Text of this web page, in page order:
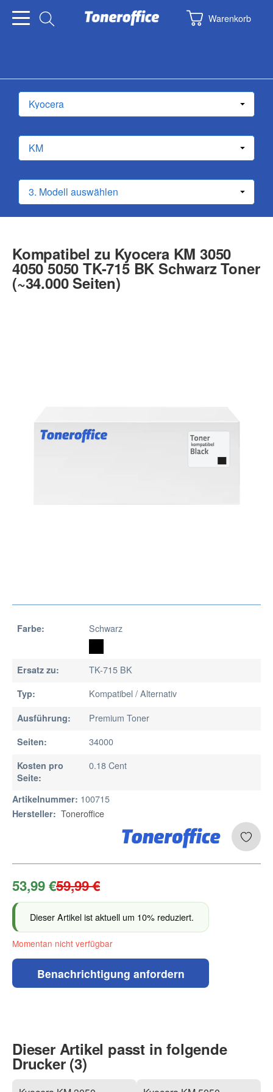
Warenkorb
Kompatibel zu Kyocera KM 3050
4050 5050 TK-715 BK Schwarz Toner
(~34.000 Seiten)
Farbe: Schwarz
Ersatz zu: TK-715 BK
Typ: Kompatibel / Alternativ
Ausführung: Premium Toner
Seiten: 34000
Kosten pro
Seite:
0.18 Cent
Artikelnummer: 100715
Hersteller: Toneroffice
53,99 €59,99 €
Dieser Artikel ist aktuell um 10% reduziert.
Momentan nicht verfügbar
Benachrichtigung anfordern
Dieser Artikel passt in folgende
Drucker (3)